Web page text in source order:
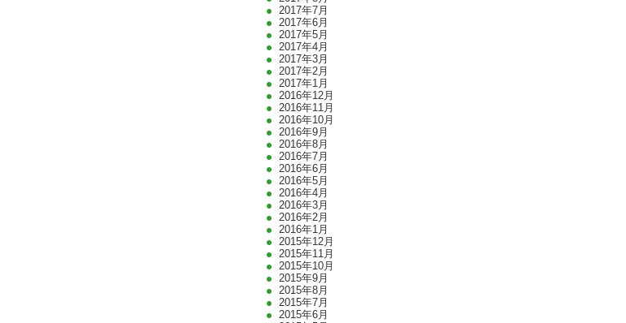
2017年7月
2017年6月
2017年5月
2017年4月
2017年3月
2017年2月
2017年1月
2016年12月
2016年11月
2016年10月
2016年9月
2016年8月
2016年7月
2016年6月
2016年5月
2016年4月
2016年3月
2016年2月
2016年1月
2015年12月
2015年11月
2015年10月
2015年9月
2015年8月
2015年7月
2015年6月